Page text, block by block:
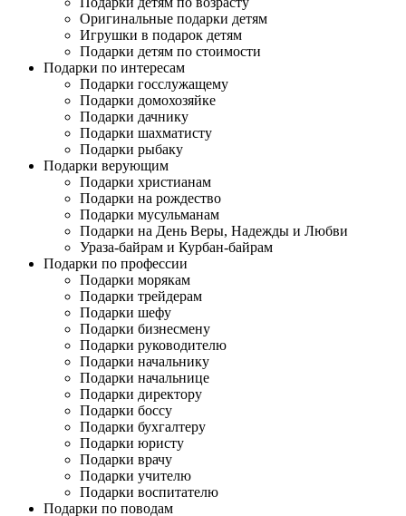
Оригинальные подарки детям
Игрушки в подарок детям
Подарки детям по стоимости
Подарки по интересам
Подарки госслужащему
Подарки домохозяйке
Подарки дачнику
Подарки шахматисту
Подарки рыбаку
Подарки верующим
Подарки христианам
Подарки на рождество
Подарки мусульманам
Подарки на День Веры, Надежды и Любви
Ураза-байрам и Курбан-байрам
Подарки по профессии
Подарки морякам
Подарки трейдерам
Подарки шефу
Подарки бизнесмену
Подарки руководителю
Подарки начальнику
Подарки начальнице
Подарки директору
Подарки боссу
Подарки бухгалтеру
Подарки юристу
Подарки врачу
Подарки учителю
Подарки воспитателю
Подарки по поводам